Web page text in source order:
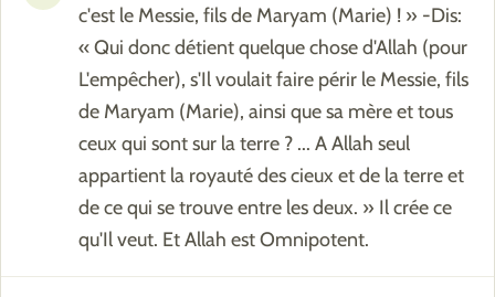
c'est le Messie, fils de Maryam (Marie) ! » -Dis:
« Qui donc détient quelque chose d'Allah (pour
L'empêcher), s'Il voulait faire périr le Messie, fils
de Maryam (Marie), ainsi que sa mère et tous
ceux qui sont sur la terre ? ... A Allah seul
appartient la royauté des cieux et de la terre et
de ce qui se trouve entre les deux. » Il crée ce
qu'Il veut. Et Allah est Omnipotent.